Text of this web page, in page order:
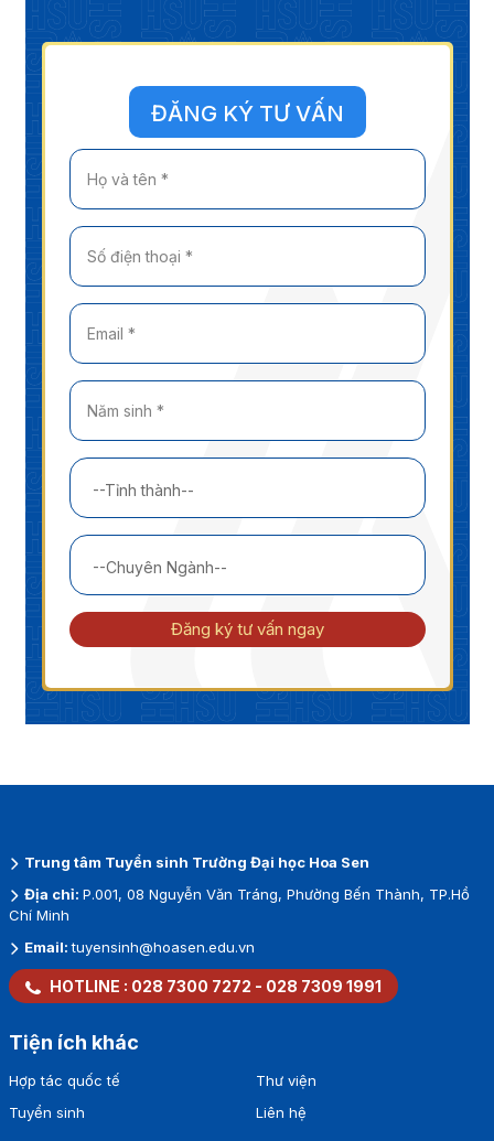
ĐĂNG KÝ TƯ VẤN
Đăng ký tư vấn ngay
Trung tâm Tuyển sinh Trường Đại học Hoa Sen
Địa chỉ: P.001, 08 Nguyễn Văn Tráng, Phường Bến Thành, TP.Hồ
Chí Minh
Email:tuyensinh@hoasen.edu.vn
HOTLINE : 028 7300 7272 - 028 7309 1991
Tiện ích khác
Hợp tác quốc tế
Tuyển sinh
Thư viện
Liên hệ